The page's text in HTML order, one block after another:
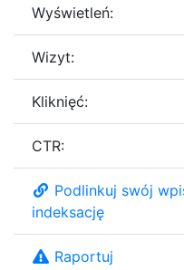
Wyświetleń:
Wizyt:
Kliknięć:
CTR:
Podlinkuj swój
indeksację
Raportuj